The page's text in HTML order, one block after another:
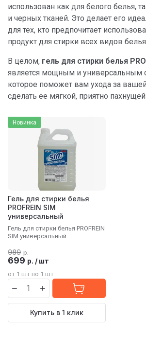
использован как для белого белья,
и черных тканей. Это делает его
для тех, кто предпочитает
продукт для стирки всех видов
В целом, гель для стирки белья
является мощным и универсальным
которое поможет вам ухода за
сделать ее мягкой, приятно
Новинка
Гель для стирки белья
PROFREIN SIM
универсальный
Гель для стирки белья PROFREIN
SIM универсальный
989 р.
699 р. / шт
от 1 шт по 1 шт
Купить в 1 клик